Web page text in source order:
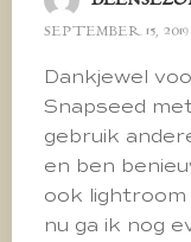
SEPTEMBER 15,
Dankjewel
Snapseed
gebruik
en ben
ook
nu ga ik nog